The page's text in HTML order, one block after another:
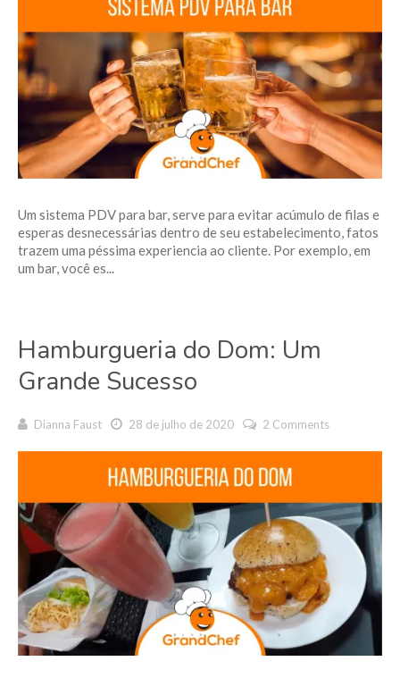
Um sistema PDV para bar, serve para evitar acúmulo de filas e
esperas desnecessárias dentro de seu estabelecimento, fatos
trazem uma péssima experiencia ao cliente. Por exemplo, em
um bar, você es...
Hamburgueria do Dom: Um
Grande Sucesso
Dianna Faust 28 de julho de 2020 2 Comments